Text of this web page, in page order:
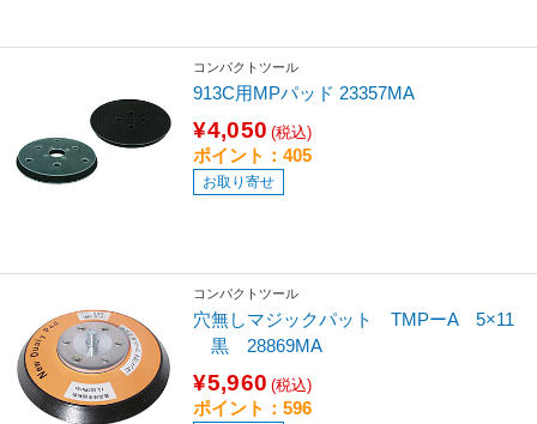
コンパクトツール
913C用MPパッド 23357MA
¥4,050 (税込)
ポイント：405
お取り寄せ
コンパクトツール
穴無しマジックパット TMPーA 5×11
黒 28869MA
¥5,960 (税込)
ポイント：596